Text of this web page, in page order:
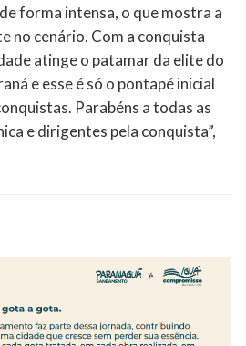
forma intensa, o que mostra a
no cenário. Com a conquista
atinge o patamar da elite do
e esse é só o pontapé inicial
Parabéns a todas as
e dirigentes pela conquista”,